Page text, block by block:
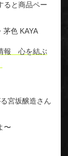
ると商品ペー
茅色 KAYA
報 心を結ぶ
宮坂醸造さん
〜